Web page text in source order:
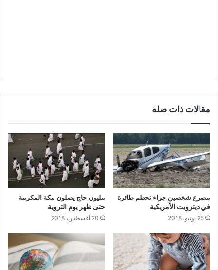
مقالات ذات صلة
مصرع شخصين جراء تحطم طائرة
في ديترويت الأمريكية
25 يونيو، 2018
مليون حاج يصلون مكة المكرمة
حتى ظهر يوم التروية
20 أغسطس، 2018